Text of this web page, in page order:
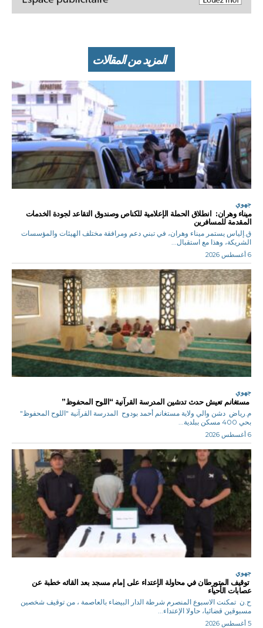
المزيد من المقالات
جهوي
ميناء وهران: انطلاق الحملة الإعلامية للكناص وصندوق التقاعد لجودة الخدمات
المقدمة للمسافرين
ق.إلياس يستمر ميناء وهران، في تبني دعم ومرافقة مختلف الهيئات والمؤسسات
الشريكة، وهذا مع استقبال...
6 أغسطس 2026
جهوي
مستغانم تعيش حدث تدشين المدرسة القرآنية “اللوح المحفوظ”
م.رياض دشن والي ولاية مستغانم أحمد بودوح المدرسة القرآنية "اللوح المحفوظ"
بحي 400 مسكن ببلدية...
6 أغسطس 2026
جهوي
توقيف المتورطان في محاولة الإعتداء على إمام مسجد بعد القائه خطبة عن
عصابات الأحياء
ح.ن تمكنت الاسبوع المنصرم شرطة الدار البيضاء بالعاصمة ، من توقيف شخصين
مسبوقين قضائيا، حاولا الإعتداء...
5 أغسطس 2026